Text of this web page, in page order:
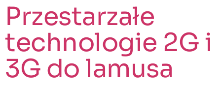
Przestarzałe
technologie 2G i
3G do lamusa